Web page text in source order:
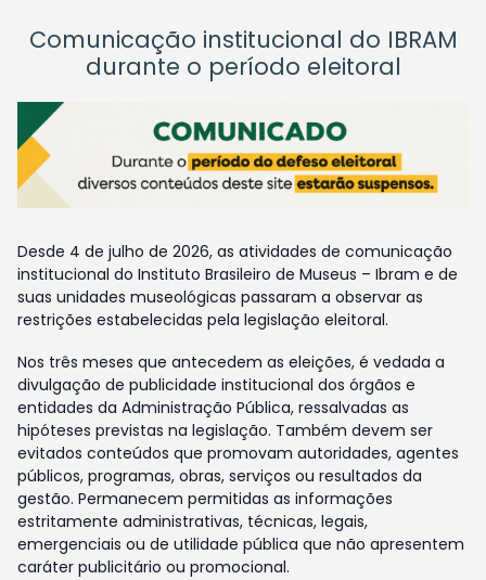
Comunicação institucional do IBRAM
durante o período eleitoral
Desde 4 de julho de 2026, as atividades de comunicação
institucional do Instituto Brasileiro de Museus – Ibram e de
suas unidades museológicas passaram a observar as
restrições estabelecidas pela legislação eleitoral.
Nos três meses que antecedem as eleições, é vedada a
divulgação de publicidade institucional dos órgãos e
entidades da Administração Pública, ressalvadas as
hipóteses previstas na legislação. Também devem ser
evitados conteúdos que promovam autoridades, agentes
públicos, programas, obras, serviços ou resultados da
gestão. Permanecem permitidas as informações
estritamente administrativas, técnicas, legais,
emergenciais ou de utilidade pública que não apresentem
caráter publicitário ou promocional.